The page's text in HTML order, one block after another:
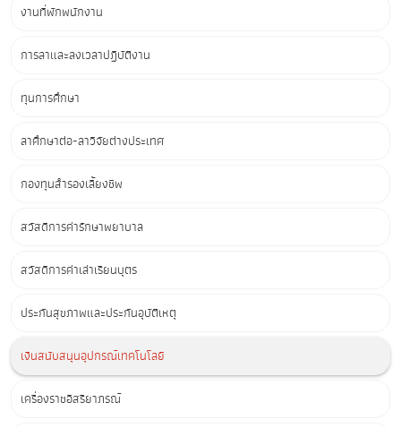
งานที่พักพนักงาน
การลาและลงเวลาปฏิบัติงาน
ทุนการศึกษา
ลาศึกษาต่อ-ลาวิจัยต่างประเทศ
กองทุนสำรองเลี้ยงชีพ
สวัสดิการค่ารักษาพยาบาล
สวัสดิการค่าเล่าเรียนบุตร
ประกันสุขภาพและประกันอุบัติเหตุ
เงินสนับสนุนอุปกรณ์เทคโนโลยี
เครื่องราชอิสริยาภรณ์